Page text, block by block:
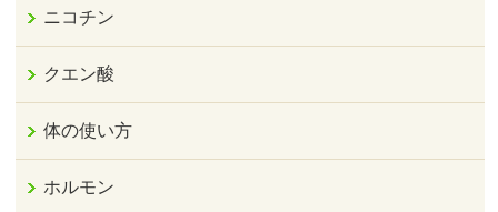
ニコチン
クエン酸
体の使い方
ホルモン